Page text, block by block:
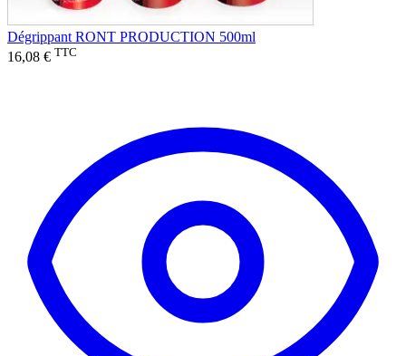
Dégrippant RONT PRODUCTION 500ml
16,08 € TTC